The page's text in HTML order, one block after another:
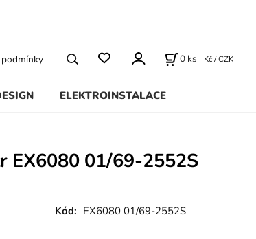
ELEKTROINSTALACE
0 ks Kč / CZK
EX6080 01/69-2552S
Kód: EX6080 01/69-2552S